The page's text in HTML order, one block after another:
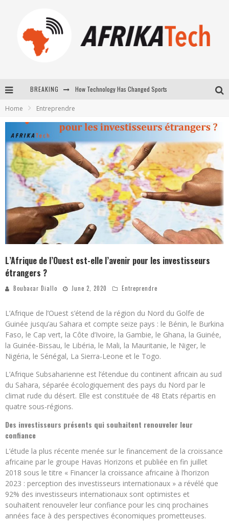
BREAKING
La Révolution Silencieuse : Quand Les Entrepreneurs Africains Décident de ne Plus se Taire
New to online sports betting? Consider These Tips to Play Your First Online Sports Betting Successfully
Home Entreprendre
L’Afrique de l’Ouest est-elle l’avenir pour les investisseurs
étrangers ?
Boubacar Diallo June 2, 2020 Entreprendre
L’Afrique de l’Ouest s’étend de la région du Nord du Golfe de
Guinée jusqu’au Sahara et compte seize pays : le Bénin, le Burkina
Faso, le Cap vert, la Côte d’Ivoire, la Gambie, le Ghana, la Guinée,
la Guinée-Bissau, le Libéria, le Mali, la Mauritanie, le Niger, le
Nigéria, le Sénégal, La Sierra-Leone et le Togo.
L’Afrique Subsaharienne est l’étendue du continent africain au sud
du Sahara, séparée écologiquement des pays du Nord par le
climat rude du désert. Elle est constituée de 48 Etats répartis en
quatre sous-régions.
Des investisseurs présents qui souhaitent renouveler leur
confiance
L’étude la plus récente menée sur le financement de la croissance
africaine par le groupe Havas Horizons et publiée en fin juillet
2018 sous le titre « Financer la croissance africaine à l’horizon
2023 : perception des investisseurs internationaux » a révélé que
92% des investisseurs internationaux sont optimistes et
souhaitent renouveler leur confiance pour les cinq prochaines
années face à des perspectives économiques prometteuses.